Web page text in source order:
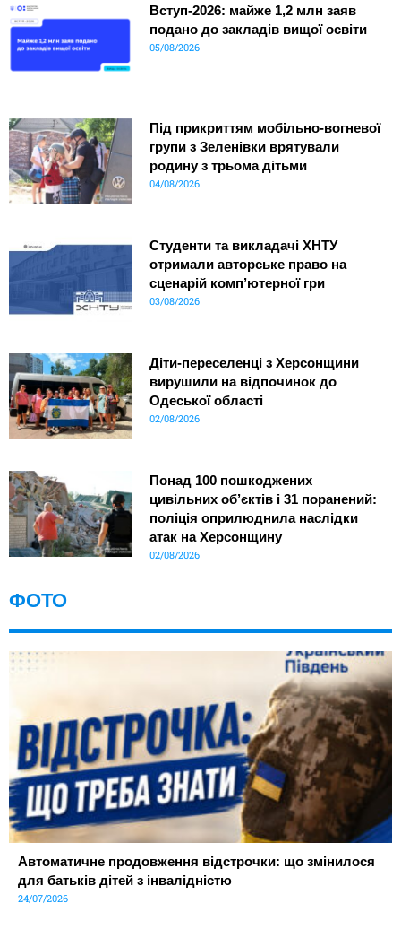
Вступ-2026: майже 1,2 млн заяв
подано до закладів вищої освіти
05/08/2026
Під прикриттям мобільно-вогневої
групи з Зеленівки врятували
родину з трьома дітьми
04/08/2026
Студенти та викладачі ХНТУ
отримали авторське право на
сценарій комп’ютерної гри
03/08/2026
Діти-переселенці з Херсонщини
вирушили на відпочинок до
Одеської області
02/08/2026
Понад 100 пошкоджених
цивільних об’єктів і 31 поранений:
поліція оприлюднила наслідки
атак на Херсонщину
02/08/2026
ФОТО
Автоматичне продовження відстрочки: що змінилося
для батьків дітей з інвалідністю
24/07/2026